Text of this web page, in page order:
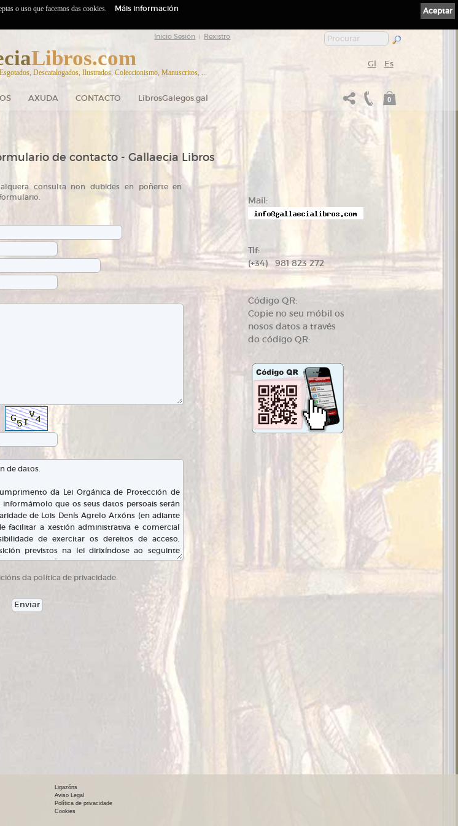
Inicio Sesión Rexistro
Libros.com
Descatalogados, Ilustrados, Coleccionismo, Manuscritos, ...
Gl Es
AXUDA CONTACTO LibrosGalegos.gal 0
de contacto - Gallaecia Libros
consulta non dubides en poñerte en
da política de privacidade.
Mail:
Tlf:
(+34) 981 823 272
Código QR:
Copie no seu móbil os
nosos datos a través
do código QR:
Ligazóns
Aviso Legal
Política de privacidade
Cookies
Aceptar
o uso que facemos das cookies. Máis información